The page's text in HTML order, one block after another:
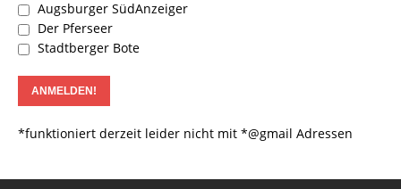
Augsburger SüdAnzeiger
Der Pferseer
Stadtberger Bote
*funktioniert derzeit leider nicht mit *@gmail Adressen